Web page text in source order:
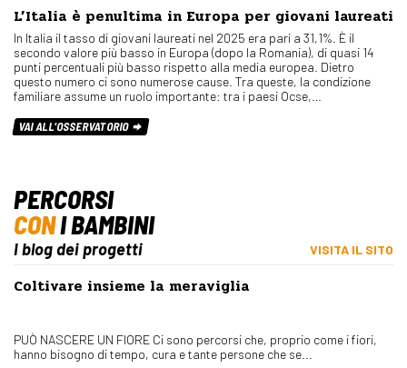
L’Italia è penultima in Europa per giovani laureati
In Italia il tasso di giovani laureati nel 2025 era pari a 31,1%. È il
secondo valore più basso in Europa (dopo la Romania), di quasi 14
punti percentuali più basso rispetto alla media europea. Dietro
questo numero ci sono numerose cause. Tra queste, la condizione
familiare assume un ruolo importante: tra i paesi Ocse,…
VAI ALL'OSSERVATORIO
PERCORSI
CONI BAMBINI
I blog dei progetti VISITA IL SITO
Coltivare insieme la meraviglia
PUÒ NASCERE UN FIORE Ci sono percorsi che, proprio come i fiori,
hanno bisogno di tempo, cura e tante persone che se...